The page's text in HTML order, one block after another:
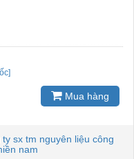
Mua hàng
ty sx tm nguyên liệu công
nam